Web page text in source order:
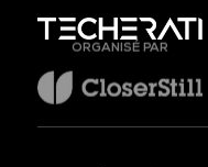
ORGANISÉ PAR